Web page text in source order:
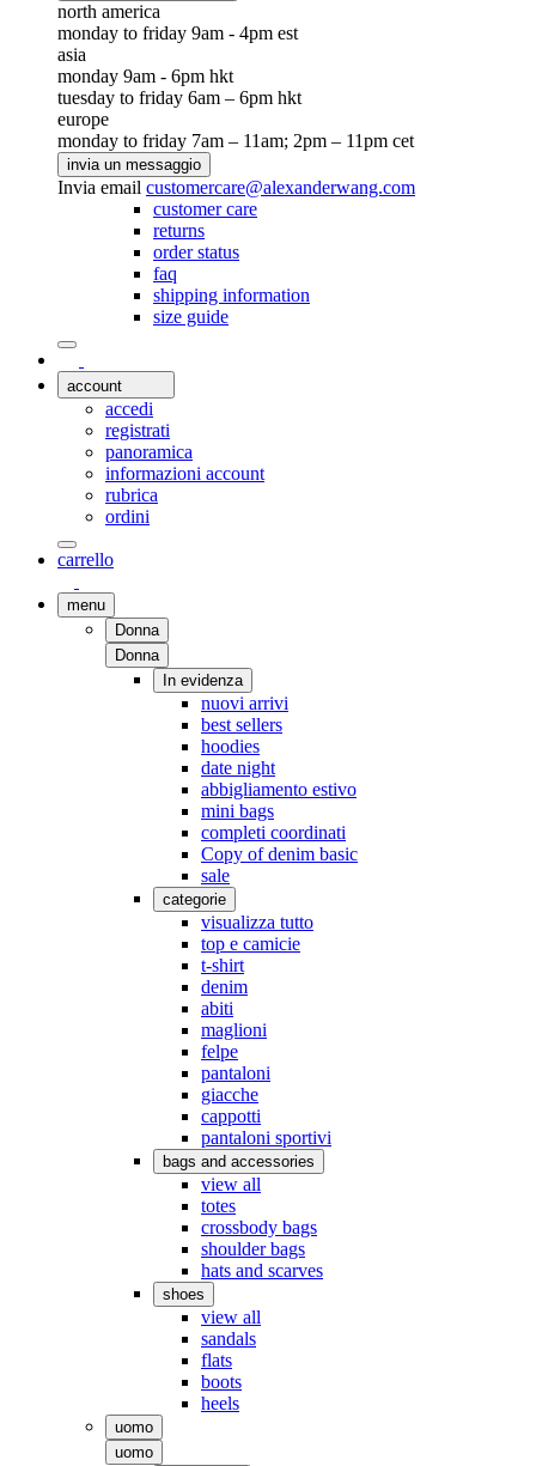
north america
monday to friday 9am - 4pm est
asia
monday 9am - 6pm hkt
tuesday to friday 6am – 6pm hkt
europe
monday to friday 7am – 11am; 2pm – 11pm cet
invia un messaggio
Invia email customercare@alexanderwang.com
customer care
returns
order status
faq
shipping information
size guide
account
accedi
registrati
panoramica
informazioni account
rubrica
ordini
carrello
menu
Donna
Donna
In evidenza
nuovi arrivi
best sellers
hoodies
date night
abbigliamento estivo
mini bags
completi coordinati
Copy of denim basic
sale
categorie
visualizza tutto
top e camicie
t-shirt
denim
abiti
maglioni
felpe
pantaloni
giacche
cappotti
pantaloni sportivi
bags and accessories
view all
totes
crossbody bags
shoulder bags
hats and scarves
shoes
view all
sandals
flats
boots
heels
uomo
uomo